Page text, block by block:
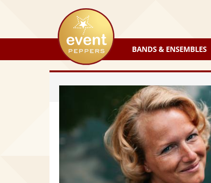
eventpeppers
BANDS & ENSEMBLES